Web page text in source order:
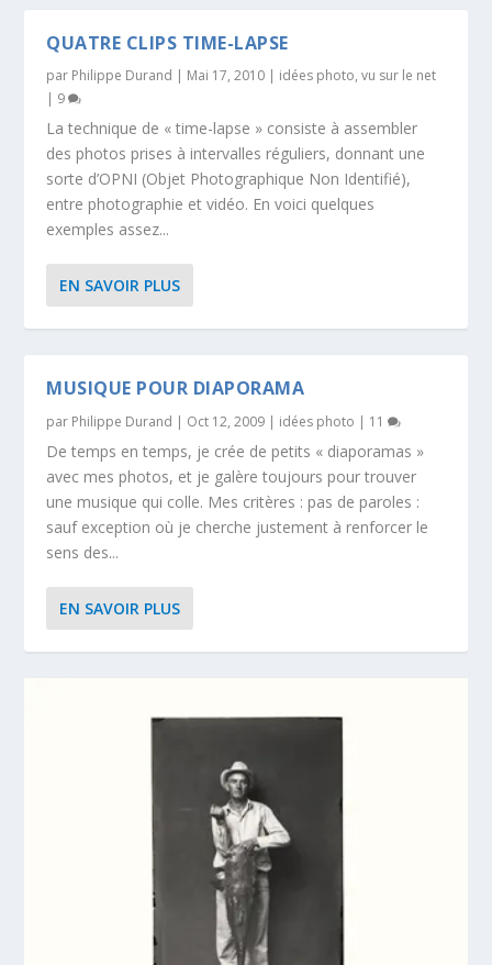
QUATRE CLIPS TIME-LAPSE
par Philippe Durand | Mai 17, 2010 | idées photo,vu sur le net
| 9
La technique de « time-lapse » consiste à assembler
des photos prises à intervalles réguliers, donnant une
sorte d’OPNI (Objet Photographique Non Identifié),
entre photographie et vidéo. En voici quelques
exemples assez...
EN SAVOIR PLUS
MUSIQUE POUR DIAPORAMA
par Philippe Durand | Oct 12, 2009 | idées photo | 11
De temps en temps, je crée de petits « diaporamas »
avec mes photos, et je galère toujours pour trouver
une musique qui colle. Mes critères : pas de paroles :
sauf exception où je cherche justement à renforcer le
sens des...
EN SAVOIR PLUS